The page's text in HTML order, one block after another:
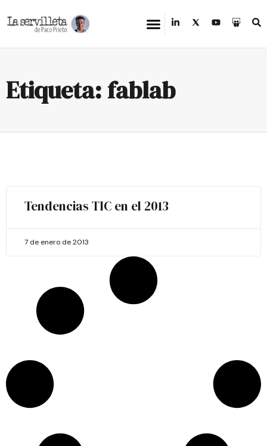
Etiqueta: fablab
Tendencias TIC en el 2013
7 de enero de 2013